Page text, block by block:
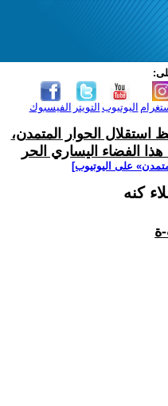
الفيسبوك التويتر اليوتيوب
استقلال الحوار المتمدن،
الفضاء اليساري الحر
على اليوتيوب]
كنه
ة